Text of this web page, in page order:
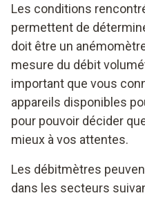
Les conditions
permettent de
doit être un
mesure du débit
important que vous
appareils disponibles
pour pouvoir décider
mieux à vos attentes.
Les débitmètres
dans les secteurs